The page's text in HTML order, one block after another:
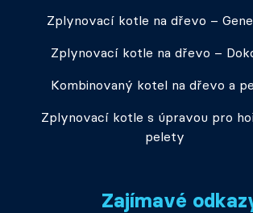
Zplynovací kotle na dřevo –
Zplynovací kotle na dřevo –
Kombinovaný kotel na dřevo a
Zplynovací kotle s úpravou pro
pelety
Zajímavé